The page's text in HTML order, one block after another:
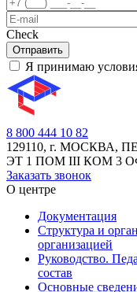
Check
Отправить
Я принимаю
8 800 444 10 82
129110, г. МОСКВА,
ЭТ 1 ПОМ III КОМ 3
Заказать звонок
О центре
Документация
Структура и
организацией
Руководство.
состав
Основные